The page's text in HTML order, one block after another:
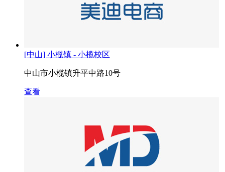
[中山] 小榄镇 - 小榄校区
中山市小榄镇升平中路10号
查看